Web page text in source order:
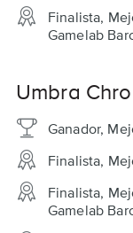
Finalista,
Gamelab
Umbra
Ganador,
Finalista,
Finalista,
Gamelab